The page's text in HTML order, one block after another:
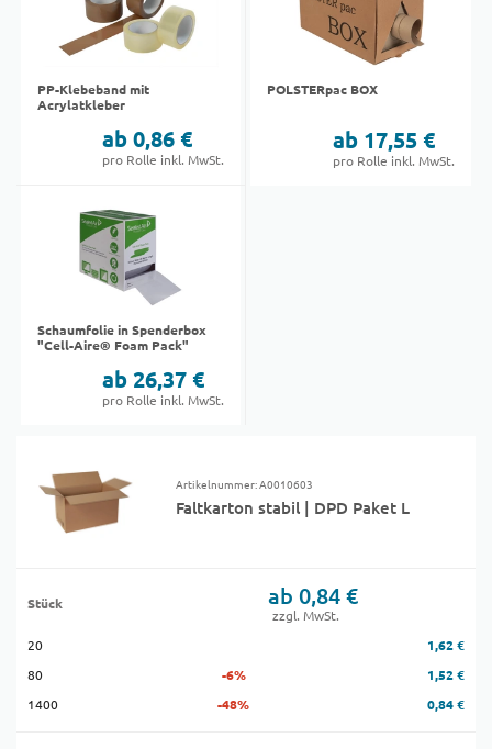
PP-Klebeband mit
Acrylatkleber
ab 0,86 €
pro Rolle inkl. MwSt.
POLSTERpac BOX
ab 17,55 €
pro Rolle inkl. MwSt.
Schaumfolie in Spenderbox
"Cell-Aire® Foam Pack"
ab 26,37 €
pro Rolle inkl. MwSt.
Artikelnummer: A0010603
Faltkarton stabil | DPD Paket L
Stück ab 0,84 €
zzgl. MwSt.
20
1,62 €
80
-6%
1,52 €
1400
-48% 0,84 €